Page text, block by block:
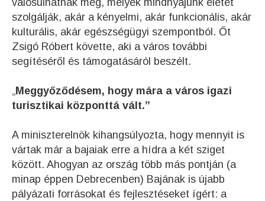
valósulhatnak meg, melyek mindnyájunk életét
szolgálják, akár a kényelmi, akár funkcionális, akár
kulturális, akár egészségügyi szempontból. Őt
Zsigó Róbert követte, aki a város további
segítéséről és támogatásáról beszélt.
„Meggyőződésem, hogy mára a város igazi
turisztikai központtá vált.”
A miniszterelnök kihangsúlyozta, hogy mennyit is
vártak már a bajaiak erre a hídra a két sziget
között. Ahogyan az ország több más pontján (a
minap éppen Debrecenben) Bajának is újabb
pályázati forrásokat és fejlesztéseket ígért: a